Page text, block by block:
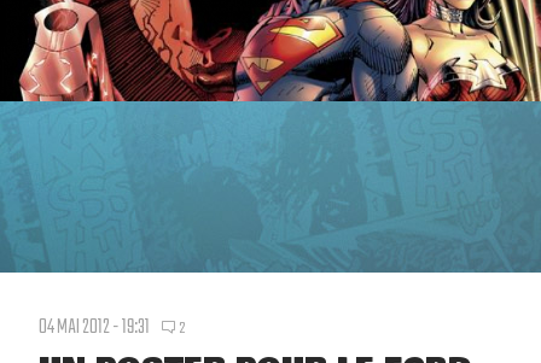
04 MAI 2012 - 19:31 2